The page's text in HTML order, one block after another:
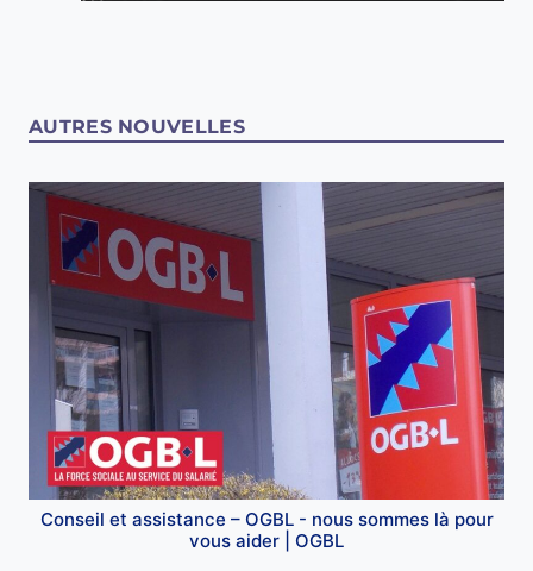
AUTRES NOUVELLES
Conseil et assistance – OGBL - nous sommes là pour
vous aider | OGBL